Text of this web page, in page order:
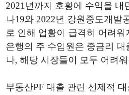
2021년까지 호황에 수익을 내
나19와 2022년 강원중도개발
로 인해 업황이 급격히 어려
은행의 주 수입원은 중금리 대
나, 해당 시장들이 모두 어려
부동산PF 대출 관련 선제적